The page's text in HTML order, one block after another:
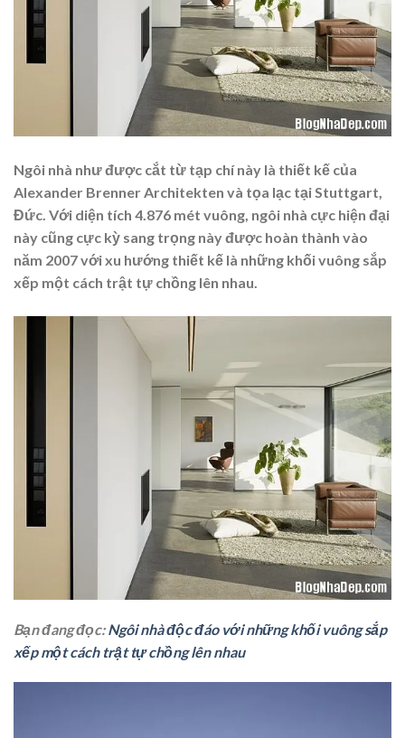
Ngôi nhà như được cắt từ tạp chí này là thiết kế của
Alexander Brenner Architekten và tọa lạc tại Stuttgart,
Đức. Với diện tích 4.876 mét vuông, ngôi nhà cực hiện đại
này cũng cực kỳ sang trọng này được hoàn thành vào
năm 2007 với xu hướng thiết kế là những khối vuông sắp
xếp một cách trật tự chồng lên nhau.
Bạn đang đọc:Ngôi nhà độc đáo với những khối vuông sắp
xếp một cách trật tự chồng lên nhau